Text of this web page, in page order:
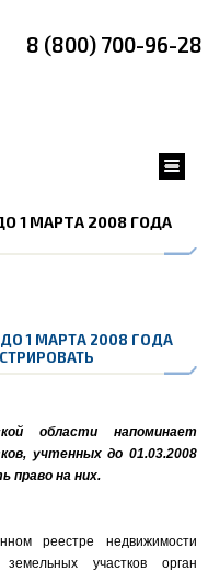
8 (800) 700-96-28
1 МАРТА 2008 ГОДА
1 МАРТА 2008 ГОДА
области напоминает
учтенных до 01.03.2008
право на них.
реестре недвижимости
участков орган